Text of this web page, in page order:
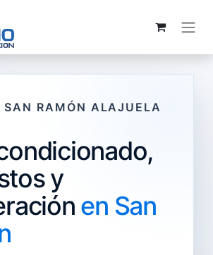
SAN RAMÓN ALAJUELA
y
en San